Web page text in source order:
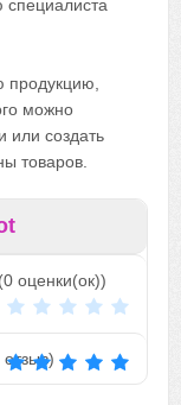
специалиста
продукцию,
можно
или создать
товаров.
(0 оценки(ок))
отзыв)